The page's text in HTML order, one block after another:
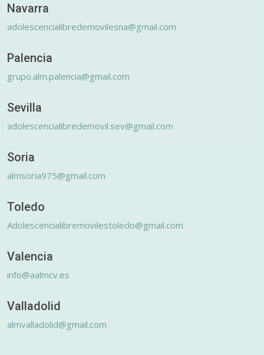
Navarra
adolescencialibredemovilesna@gmail.com
Palencia
grupo.alm.palencia@gmail.com
Sevilla
adolescencialibredemovil.sev@gmail.com
Soria
almsoria975@gmail.com
Toledo
Adolescencialibremovilestoledo@gmail.com
Valencia
info@aalmcv.es
Valladolid
almvalladolid@gmail.com